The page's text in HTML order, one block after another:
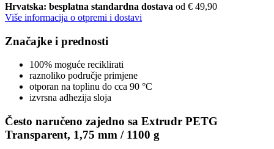
Hrvatska: besplatna standardna dostava od € 49,90
Više informacija o otpremi i dostavi
Značajke i prednosti
100% moguće reciklirati
raznoliko područje primjene
otporan na toplinu do cca 90 °C
izvrsna adhezija sloja
Često naručeno zajedno sa Extrudr PETG
Transparent, 1,75 mm / 1100 g